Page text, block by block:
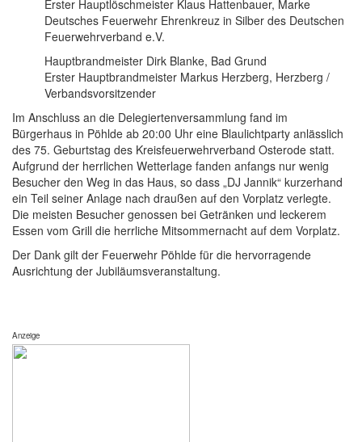
Erster Hauptlöschmeister Klaus Hattenbauer, Marke
Deutsches Feuerwehr Ehrenkreuz in Silber des Deutschen
Feuerwehrverband e.V.
Hauptbrandmeister Dirk Blanke, Bad Grund
Erster Hauptbrandmeister Markus Herzberg, Herzberg /
Verbandsvorsitzender
Im Anschluss an die Delegiertenversammlung fand im
Bürgerhaus in Pöhlde ab 20:00 Uhr eine Blaulichtparty anlässlich
des 75. Geburtstag des Kreisfeuerwehrverband Osterode statt.
Aufgrund der herrlichen Wetterlage fanden anfangs nur wenig
Besucher den Weg in das Haus, so dass „DJ Jannik“ kurzerhand
ein Teil seiner Anlage nach draußen auf den Vorplatz verlegte.
Die meisten Besucher genossen bei Getränken und leckerem
Essen vom Grill die herrliche Mitsommernacht auf dem Vorplatz.
Der Dank gilt der Feuerwehr Pöhlde für die hervorragende
Ausrichtung der Jubiläumsveranstaltung.
Anzeige